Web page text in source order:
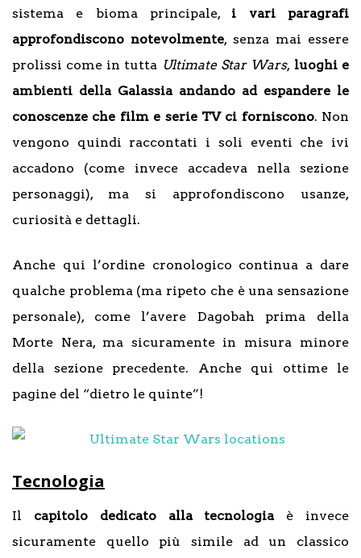
sistema e bioma principale, i vari paragrafi
approfondiscono notevolmente, senza mai essere
prolissi come in tutta Ultimate Star Wars,luoghi e
ambienti della Galassia andando ad espandere le
conoscenze che film e serie TV ci forniscono. Non
vengono quindi raccontati i soli eventi che ivi
accadono (come invece accadeva nella sezione
personaggi), ma si approfondiscono usanze,
curiosità e dettagli.
Anche qui l’ordine cronologico continua a dare
qualche problema (ma ripeto che è una sensazione
personale), come l’avere Dagobah prima della
Morte Nera, ma sicuramente in misura minore
della sezione precedente. Anche qui ottime le
pagine del “dietro le quinte”!
Tecnologia
Il capitolo dedicato alla tecnologiaè invece
sicuramente quello più simile ad un classico